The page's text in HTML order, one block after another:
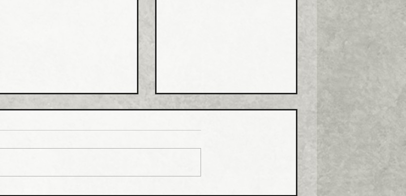
日本継手 管継手など９月か
手やコア継手、ステンレスねじ
積水化学工業 強化プラ複合
上げ
０月１日出荷分から１０％以上